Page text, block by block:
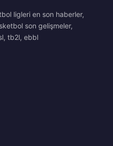
ligleri en son haberler,
son gelişmeler,
tb2l, ebbl